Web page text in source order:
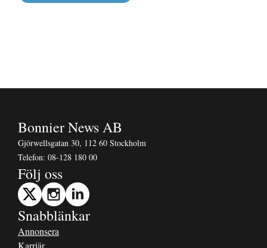
Bonnier News AB
Gjörwellsgatan 30, 112 60 Stockholm
Telefon: 08-128 180 00
Följ oss
Snabblänkar
Annonsera
Karriär